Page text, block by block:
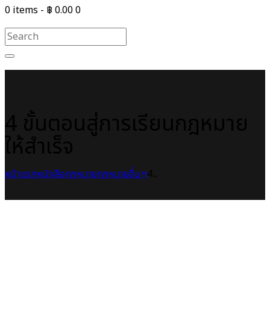
0 items - ฿ 0.000
หน้าแรกหนังสือกฎหมายกฎหมายอื่นๆ